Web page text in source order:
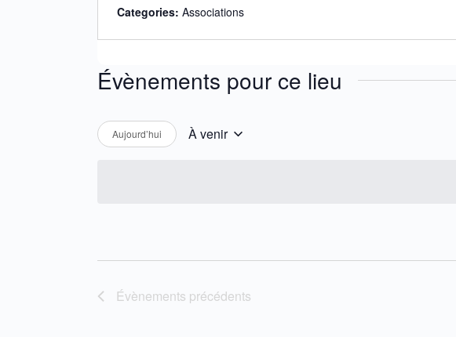
Categories: Associations
Évènements pour ce lieu
Aujourd’hui À venir
Évènements précédents